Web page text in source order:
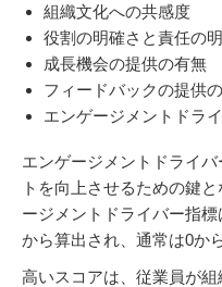
組織文化への共感度
役割の明確さと責任の
成長機会の提供の有無
フィードバックの提供
エンゲージメントドラ
エンゲージメントドライ
トを向上させるための鍵
ージメントドライバー指
から算出され、通常は0か
高いスコアは、従業員が